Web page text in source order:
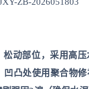
松动部位，采用高
凸处使用聚合物修